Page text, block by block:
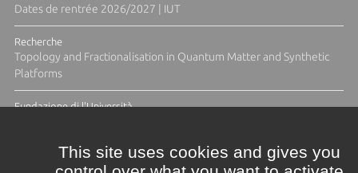
Dates de rentrée 2026/2027 | IUT
Recherche
Topology and Fractionalisation in Quantum Matter and Synthetic
Platforms
Fundazione di l'Università
This site uses cookies and gives you